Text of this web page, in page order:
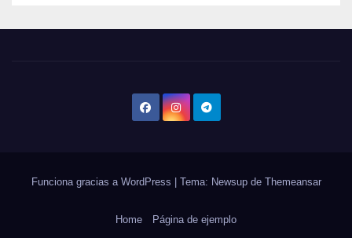
Funciona gracias a WordPress | Tema: Newsup de Themeansar
Home Página de ejemplo